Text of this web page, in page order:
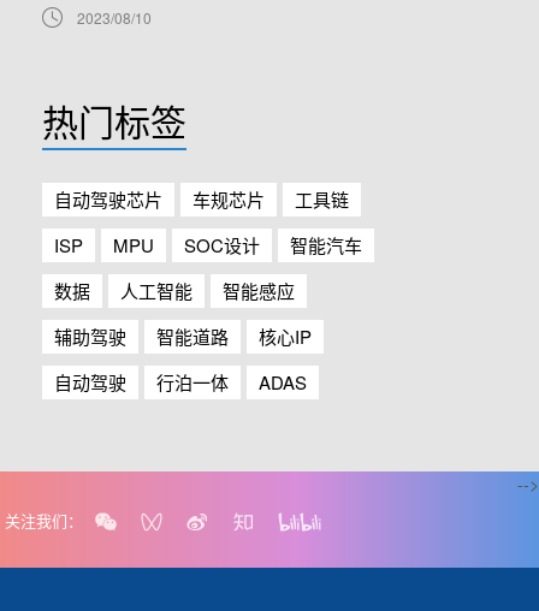
2023/08/10
热门标签
自动驾驶芯片 车规芯片
工具链
ISP
MPU SOC设计
智能汽车
数据
人工智能
智能感应
辅助驾驶
智能道路
核心IP
自动驾驶
行泊一体 ADAS
关注我们：
-->